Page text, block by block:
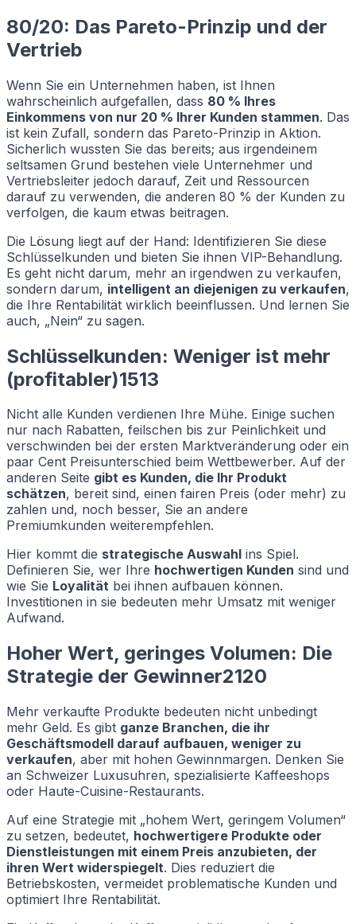
80/20: Das Pareto-Prinzip und der
Vertrieb
Wenn Sie ein Unternehmen haben, ist Ihnen
wahrscheinlich aufgefallen, dass 80 % Ihres
Einkommens von nur 20 % Ihrer Kunden stammen. Das
ist kein Zufall, sondern das Pareto-Prinzip in Aktion.
Sicherlich wussten Sie das bereits; aus irgendeinem
seltsamen Grund bestehen viele Unternehmer und
Vertriebsleiter jedoch darauf, Zeit und Ressourcen
darauf zu verwenden, die anderen 80 % der Kunden zu
verfolgen, die kaum etwas beitragen.
Die Lösung liegt auf der Hand: Identifizieren Sie diese
Schlüsselkunden und bieten Sie ihnen VIP-Behandlung.
Es geht nicht darum, mehr an irgendwen zu verkaufen,
sondern darum, intelligent an diejenigen zu verkaufen,
die Ihre Rentabilität wirklich beeinflussen. Und lernen Sie
auch, „Nein“ zu sagen.
Schlüsselkunden: Weniger ist mehr
(profitabler)1513
Nicht alle Kunden verdienen Ihre Mühe. Einige suchen
nur nach Rabatten, feilschen bis zur Peinlichkeit und
verschwinden bei der ersten Marktveränderung oder ein
paar Cent Preisunterschied beim Wettbewerber. Auf der
anderen Seite gibt es Kunden, die Ihr Produkt
schätzen, bereit sind, einen fairen Preis (oder mehr) zu
zahlen und, noch besser, Sie an andere
Premiumkunden weiterempfehlen.
Hier kommt die strategische Auswahl ins Spiel.
Definieren Sie, wer Ihre hochwertigen Kunden sind und
wie Sie Loyalität bei ihnen aufbauen können.
Investitionen in sie bedeuten mehr Umsatz mit weniger
Aufwand.
Hoher Wert, geringes Volumen: Die
Strategie der Gewinner2120
Mehr verkaufte Produkte bedeuten nicht unbedingt
mehr Geld. Es gibt ganze Branchen, die ihr
Geschäftsmodell darauf aufbauen, weniger zu
verkaufen, aber mit hohen Gewinnmargen. Denken Sie
an Schweizer Luxusuhren, spezialisierte Kaffeeshops
oder Haute-Cuisine-Restaurants.
Auf eine Strategie mit „hohem Wert, geringem Volumen“
zu setzen, bedeutet, hochwertigere Produkte oder
Dienstleistungen mit einem Preis anzubieten, der
ihren Wert widerspiegelt. Dies reduziert die
Betriebskosten, vermeidet problematische Kunden und
optimiert Ihre Rentabilität.